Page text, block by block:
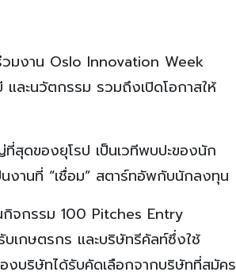
วมงาน Oslo Innovation Week
และนวัตกรรม รวมถึงเปิดโอกาสให้
สุดของยุโรป เป็นเวทีพบปะของนัก
านที่ “เชื่อม” สตาร์ทอัพกับนักลงทุน
กิจกรรม 100 Pitches Entry
เกษตรกร และบริษัทรีคัลท์ซึ่งใช้
งบริษัทได้รับคัดเลือกจากบริษัทที่สมัคร